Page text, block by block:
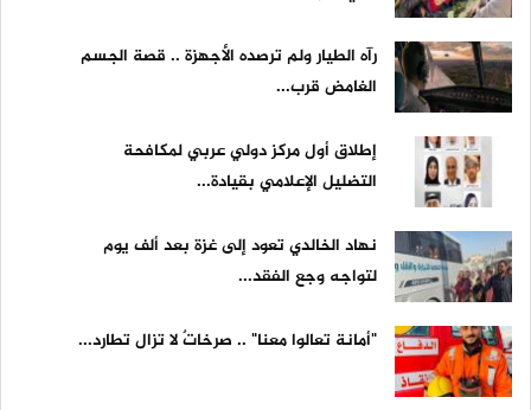
رآه الطيار ولم ترصده الأجهزة .. قصة الجسم
الغامض قرب...
إطلاق أول مركز دولي عربي لمكافحة
التضليل الإعلامي بقيادة...
نهاد الخالدي تعود إلى غزة بعد ألف يوم
لتواجه وجع الفقد...
"أمانة تعالوا معنا" .. صرخاتٌ لا تزال تطارد...